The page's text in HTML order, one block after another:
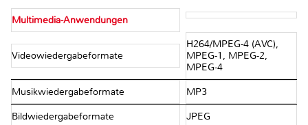
Multimedia-Anwendungen
Videowiedergabeformate
H264/MPEG-4 (AVC),
MPEG-1, MPEG-2,
MPEG-4
Musikwiedergabeformate MP3
Bildwiedergabeformate JPEG